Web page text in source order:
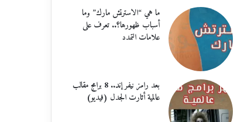
ما هي “الاسترتش مارك” وما
أسباب ظهورها؟.. تعرف على
علامات التمدد
بعد رامز نيفر إند.. 8 برامج مقالب
عالمية أثارت الجدل (فيديو)